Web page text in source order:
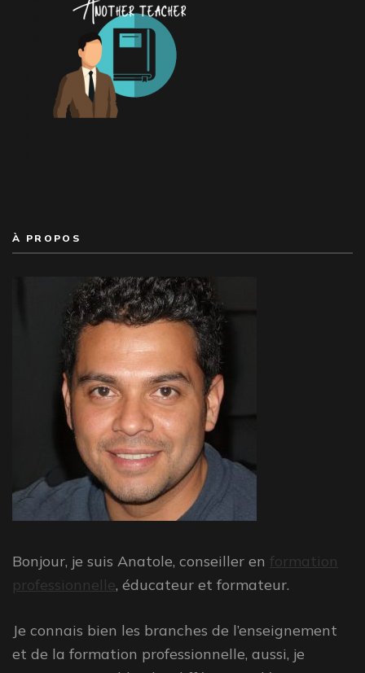
À PROPOS
Bonjour, je suis Anatole, conseiller en formation
professionnelle, éducateur et formateur.
Je connais bien les branches de l’enseignement
et de la formation professionnelle, aussi, je